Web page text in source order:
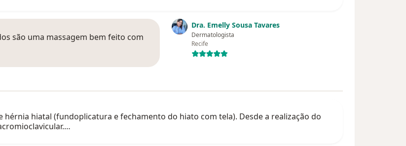
Dra. Emelly Sousa Tavares
Dermatologista
Recife
são uma massagem bem feito com
hérnia hiatal (fundoplicatura e fechamento do hiato com tela). Desde a realização do